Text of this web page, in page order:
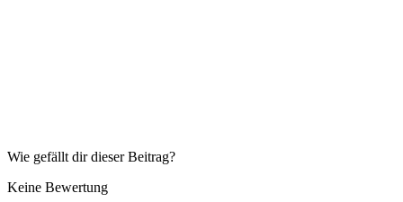
Wie gefällt dir dieser Beitrag?
Keine Bewertung